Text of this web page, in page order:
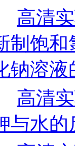
高清
制饱和
钠溶液
高清
与水的